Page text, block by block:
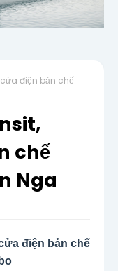
điện bản chế
chế
Nga
điện bản chế